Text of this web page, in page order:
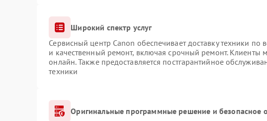
Широкий спектр услуг
Сервисный центр Canon обеспечивает доставку техники по
и качественный ремонт, включая срочный ремонт. Клиенты
онлайн. Также предоставляется постгарантийное
техники
Оригинальные программные решение и безопасное